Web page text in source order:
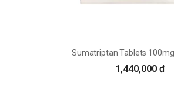
1,440,000 đ